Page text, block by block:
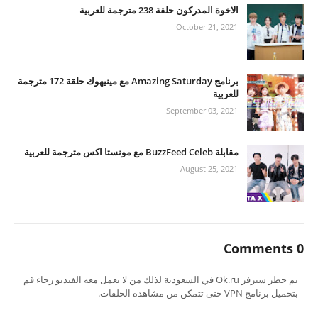
الاخوة المدركون حلقة 238 مترجمة للعربية
October 21, 2021
برنامج Amazing Saturday مع مينيهوك حلقة 172 مترجمة
للعربية
September 03, 2021
مقابلة BuzzFeed Celeb مع مونستا اكس مترجمة للعربية
August 25, 2021
0 Comments
تم حظر سيرفر Ok.ru في السعودية لذلك من لا يعمل معه الفيديو رجاء قم
بتحميل برنامج VPN حتى تتمكن من مشاهدة الحلقات.